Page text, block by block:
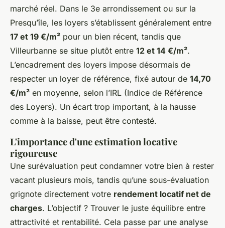
marché réel. Dans le 3e arrondissement ou sur la
Presqu’île, les loyers s’établissent généralement entre
17 et 19 €/m² pour un bien récent, tandis que
Villeurbanne se situe plutôt entre 12 et 14 €/m².
L’encadrement des loyers impose désormais de
respecter un loyer de référence, fixé autour de 14,70
€/m² en moyenne, selon l’IRL (Indice de Référence
des Loyers). Un écart trop important, à la hausse
comme à la baisse, peut être contesté.
L'importance d'une estimation locative
rigoureuse
Une surévaluation peut condamner votre bien à rester
vacant plusieurs mois, tandis qu’une sous-évaluation
grignote directement votre rendement locatif net de
charges. L’objectif ? Trouver le juste équilibre entre
attractivité et rentabilité. Cela passe par une analyse